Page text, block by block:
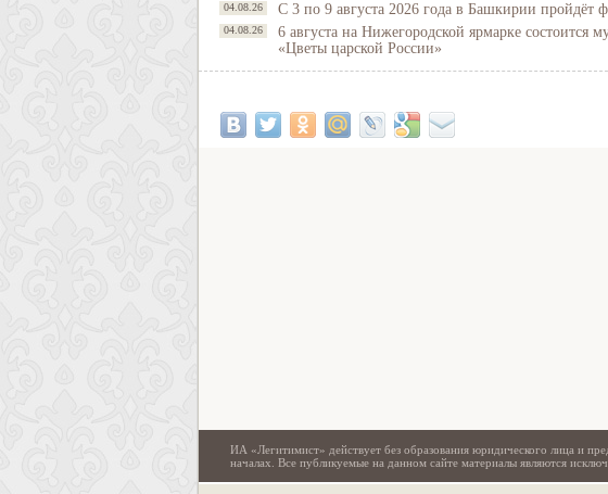
04.08.26 С 3 по 9 августа 2026 года в Башкирии пройдёт
04.08.26
6 августа на Нижегородской ярмарке состоится
«Цветы царской России»
ИА «Легитимист» действует без образования юридического лица и
началах. Все публикуемые на данном сайте материалы являются